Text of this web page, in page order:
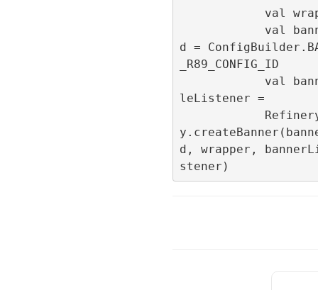
d =
_R89_CONFIG_ID
leListener =
d, wrapper,